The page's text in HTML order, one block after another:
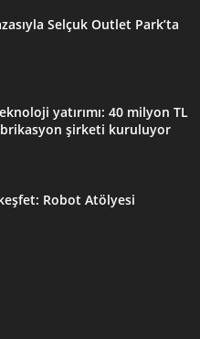
Selçuk Outlet Park’ta
yatırımı: 40 milyon TL
şirketi kuruluyor
Robot Atölyesi